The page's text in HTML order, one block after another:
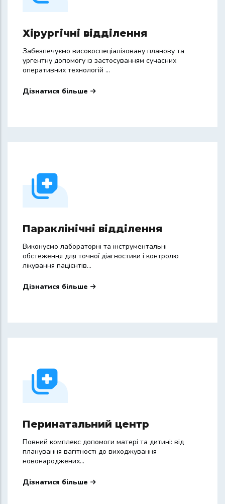
Хірургічні відділення
Забезпечуємо високоспеціалізовану планову та
ургентну допомогу із застосуванням сучасних
оперативних технологій ...
Дізнатися більше
Параклінічні відділення
Виконуємо лабораторні та інструментальні
обстеження для точної діагностики і контролю
лікування пацієнтів...
Дізнатися більше
Перинатальний центр
Повний комплекс допомоги матері та дитині: від
планування вагітності до виходжування
новонароджених...
Дізнатися більше